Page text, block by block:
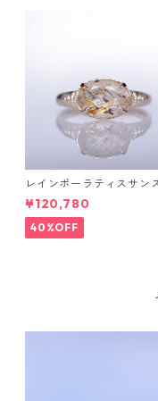
レインボーラティスサン
ーン＆ダイヤK10リング
(ファタ）[F019]
¥120,780
40%OFF